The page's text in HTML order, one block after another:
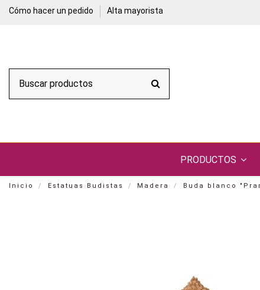
Cómo hacer un pedido Alta mayorista
PRODUCTOS
Inicio Estatuas Budistas Madera Buda blanco